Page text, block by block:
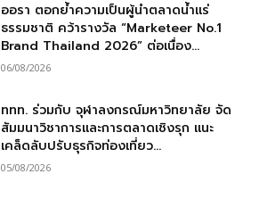
ออรา ตอกย้ำความเป็นผู้นำตลาดน้ำแร่
ธรรมชาติ คว้ารางวัล “Marketeer No.1
Brand Thailand 2026” ต่อเนื่อง...
06/08/2026
ททท. ร่วมกับ จุฬาลงกรณ์มหาวิทยาลัย จัด
สัมมนาวิชาการและการตลาดเชิงรุก แนะ
เคล็ดลับปรับธุรกิจท่องเที่ยว...
05/08/2026